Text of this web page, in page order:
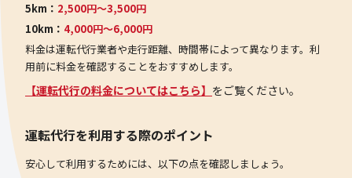
5km： 2,500円〜3,500円
10km： 4,000円〜6,000円
料金は運転代行業者や走行距離、時間帯によって異なります。利
用前に料金を確認することをおすすめします。
【運転代行の料金についてはこちら】 をご覧ください。
運転代行を利用する際のポイント
安心して利用するためには、以下の点を確認しましょう。